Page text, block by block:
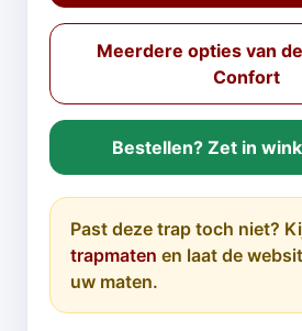
Meerdere opties van
Confort
Bestellen? Zet in
Past deze trap toch niet?
trapmaten en laat de
uw maten.